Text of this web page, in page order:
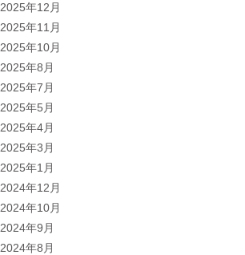
2025年12月
2025年11月
2025年10月
2025年8月
2025年7月
2025年5月
2025年4月
2025年3月
2025年1月
2024年12月
2024年10月
2024年9月
2024年8月